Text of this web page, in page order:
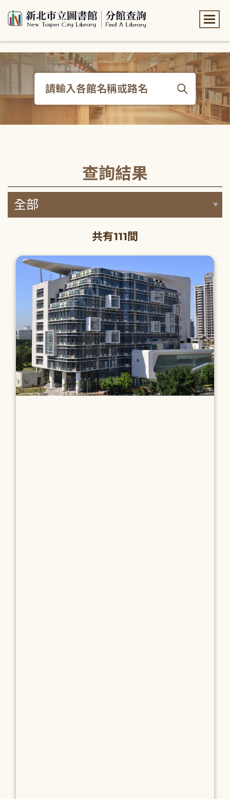
查詢結果
共有111間